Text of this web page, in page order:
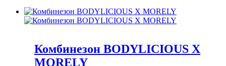
Комбинезон BODYLICIOUS X
MORELY